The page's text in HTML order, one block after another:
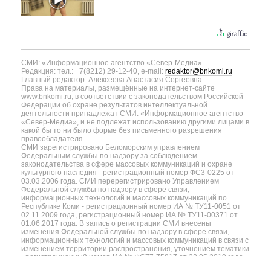
СМИ: «Информационное агентство «Север-Медиа»
Редакция: тел.: +7(8212) 29-12-40, e-mail: redaktor@bnkomi.ru
Главный редактор: Алексеева Анастасия Сергеевна.
Права на материалы, размещённые на интернет-сайте
www.bnkomi.ru, в соответствии с законодательством Российской
Федерации об охране результатов интеллектуальной
деятельности принадлежат СМИ: «Информационное агентство
«Север-Медиа», и не подлежат использованию другими лицами в
какой бы то ни было форме без письменного разрешения
правообладателя.
СМИ зарегистрировано Беломорским управлением
Федеральным службы по надзору за соблюдением
законодательства в сфере массовых коммуникаций и охране
культурного наследия - регистрационный номер ФС3-0225 от
03.03.2006 года. СМИ перерегистрировано Управлением
Федеральной службы по надзору в сфере связи,
информационных технологий и массовых коммуникаций по
Республике Коми - регистрационный номер ИА № ТУ11-0051 от
02.11.2009 года, регистрационный номер ИА № ТУ11-00371 от
01.06.2017 года. В запись о регистрации СМИ внесены
изменения Федеральной службы по надзору в сфере связи,
информационных технологий и массовых коммуникаций в связи с
изменением территории распространения, уточнением тематики